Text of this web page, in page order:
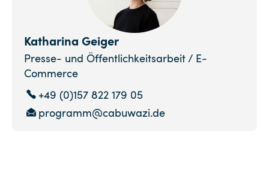
Katharina Geiger
Presse- und Öffentlichkeitsarbeit / E-
Commerce
+49 (0)157 822 179 05
programm@cabuwazi.de